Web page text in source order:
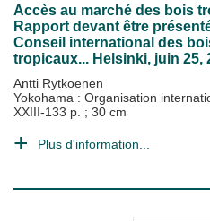
Accès au marché des bois
Rapport devant être
Conseil international des
tropicaux... Helsinki, juin 25,
Antti Rytkoenen
Yokohama : Organisation
XXIII-133 p. ; 30 cm
Plus d'information...